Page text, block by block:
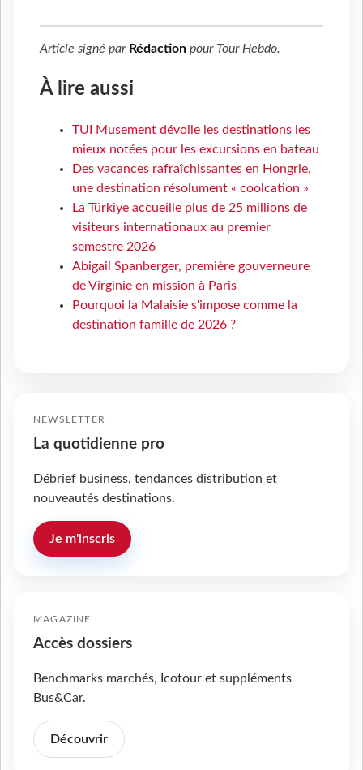
Article signé par Rédaction pour Tour Hebdo.
À lire aussi
TUI Musement dévoile les destinations les
mieux notées pour les excursions en bateau
Des vacances rafraîchissantes en Hongrie,
une destination résolument « coolcation »
La Türkiye accueille plus de 25 millions de
visiteurs internationaux au premier
semestre 2026
Abigail Spanberger, première gouverneure
de Virginie en mission à Paris
Pourquoi la Malaisie s'impose comme la
destination famille de 2026 ?
NEWSLETTER
La quotidienne pro
Débrief business, tendances distribution et
nouveautés destinations.
Je m'inscris
MAGAZINE
Accès dossiers
Benchmarks marchés, Icotour et suppléments
Bus&Car.
Découvrir